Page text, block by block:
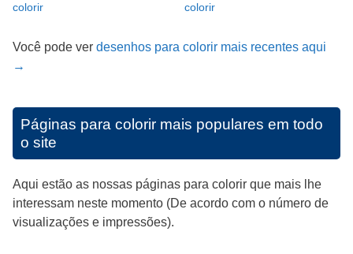
colorir
colorir
Você pode ver desenhos para colorir mais recentes aqui
→
Páginas para colorir mais populares em todo
o site
Aqui estão as nossas páginas para colorir que mais lhe
interessam neste momento (De acordo com o número de
visualizações e impressões).